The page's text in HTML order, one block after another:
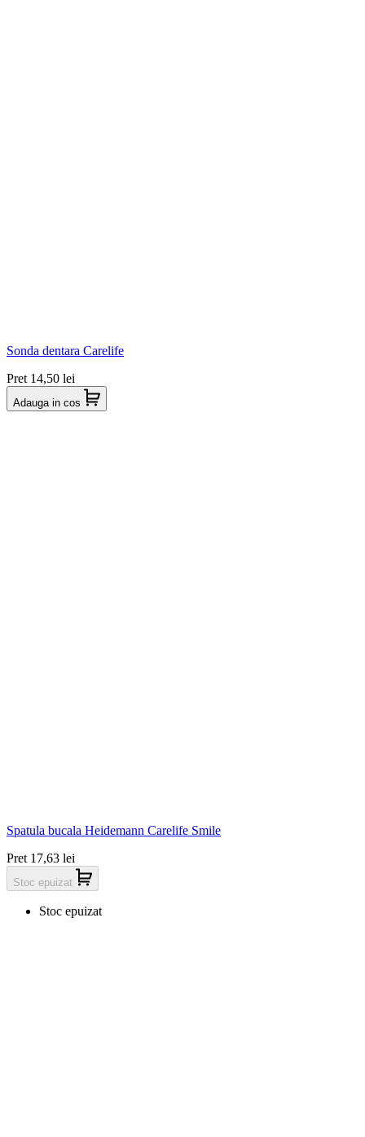
Sonda dentara Carelife
Pret 14,50 lei
Adauga in cos
Spatula bucala Heidemann Carelife Smile
Pret 17,63 lei
Stoc epuizat
Stoc epuizat